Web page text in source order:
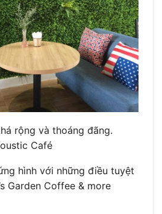
rộng và thoáng đãng.
Café
hình với những điều tuyệt
Garden Coffee & more